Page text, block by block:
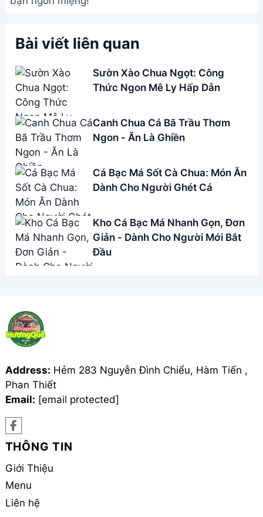
Bài viết liên quan
Sườn Xào Chua Ngọt: Công
Thức Ngon Mê Ly Hấp Dẫn
Canh Chua Cá Bã Trầu Thơm
Ngon - Ăn Là Ghiền
Cá Bạc Má Sốt Cà Chua: Món Ăn
Dành Cho Người Ghét Cá
Kho Cá Bạc Má Nhanh Gọn, Đơn
Giản - Dành Cho Người Mới Bắt
Đầu
Address: Hẻm 283 Nguyễn Đình Chiểu, Hàm Tiến ,
Phan Thiết
Email: [email protected]
THÔNG TIN
Giới Thiệu
Menu
Liên hệ